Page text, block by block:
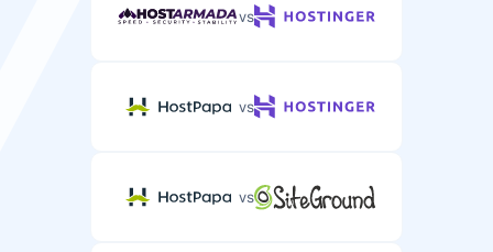
vs
vs
vs